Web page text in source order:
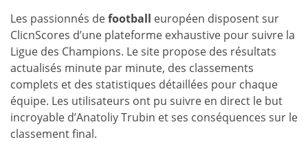
Les passionnés defootball européen disposent sur
ClicnScores d’une plateforme exhaustive pour suivre la
Ligue des Champions. Le site propose des résultats
actualisés minute par minute, des classements
complets et des statistiques détaillées pour chaque
équipe. Les utilisateurs ont pu suivre en direct le but
incroyable d’Anatoliy Trubin et ses conséquences sur le
classement final.